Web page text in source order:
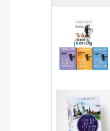
KHÁM PHÁ
BỘ SÁCH CỦA
PHONG (GS.
khám phá một
văn hóa, tâm